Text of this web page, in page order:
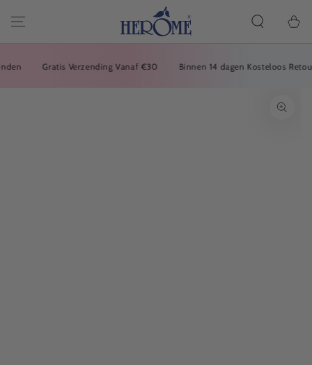
ARTIKLEN
Gratis Verzending Vanaf €30 Binnen 14 dagen Kosteloos